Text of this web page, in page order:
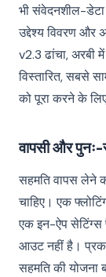
भी संवेदनशील-
उद्देश्य विवरण और
v2.3 ढांचा, अरबी
विस्तारित, सबसे
को पूरा करने के
वापसी और
सहमति वापस लेने
चाहिए। एक
एक इन-ऐप
आउट नहीं है।
सहमति की योजना